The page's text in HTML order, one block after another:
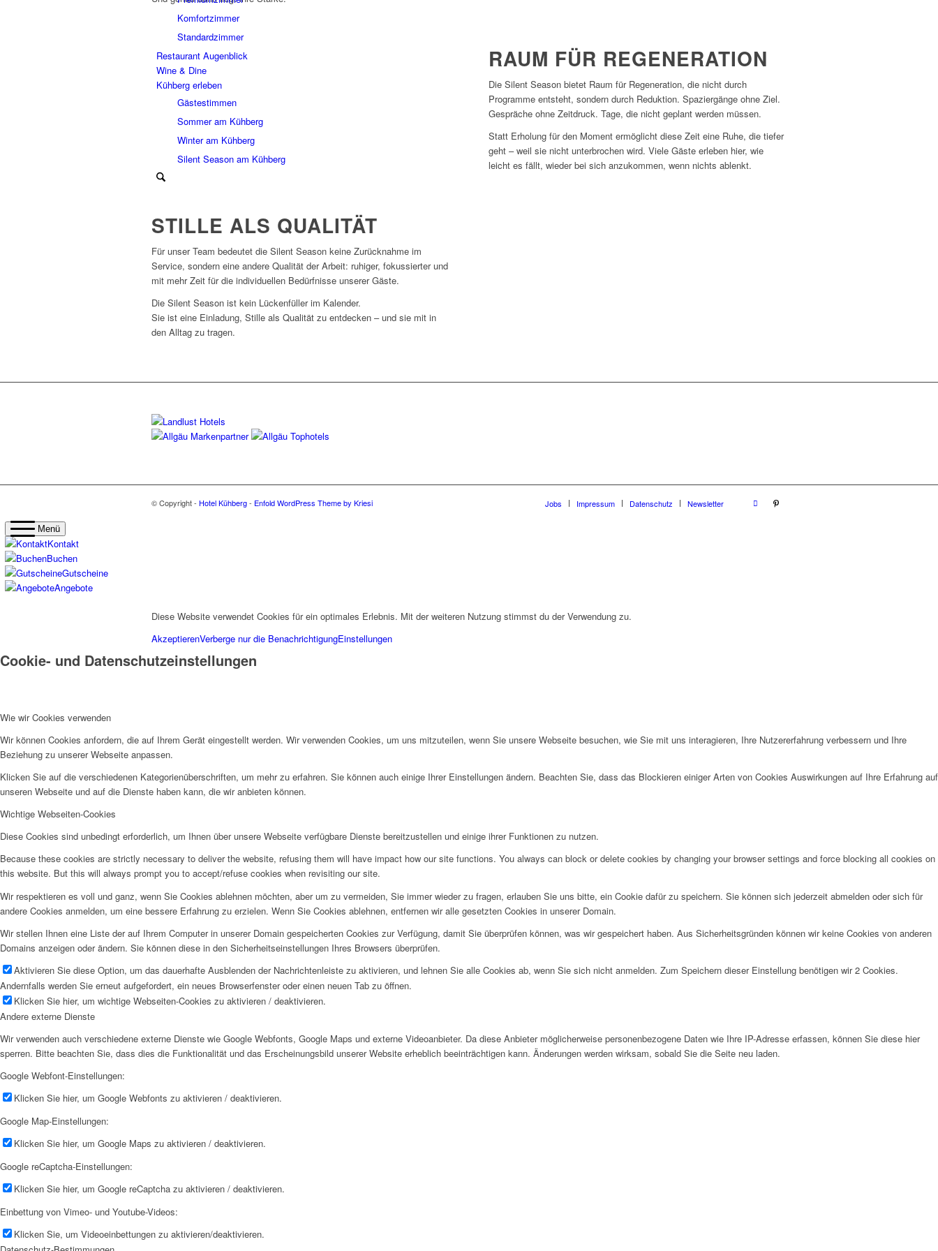
Komfortzimmer
Standardzimmer
Restaurant Augenblick
Wine & Dine
Kühberg erleben
Gästestimmen
Sommer am Kühberg
Winter am Kühberg
Silent Season am Kühberg
RAUM FÜR REGENERATION
Die Silent Season bietet Raum für Regeneration, die nicht durch
Programme entsteht, sondern durch Reduktion. Spaziergänge ohne Ziel.
Gespräche ohne Zeitdruck. Tage, die nicht geplant werden müssen.
Statt Erholung für den Moment ermöglicht diese Zeit eine Ruhe, die tiefer
geht – weil sie nicht unterbrochen wird. Viele Gäste erleben hier, wie
leicht es fällt, wieder bei sich anzukommen, wenn nichts ablenkt.
STILLE ALS QUALITÄT
Für unser Team bedeutet die Silent Season keine Zurücknahme im
Service, sondern eine andere Qualität der Arbeit: ruhiger, fokussierter und
mit mehr Zeit für die individuellen Bedürfnisse unserer Gäste.
Die Silent Season ist kein Lückenfüller im Kalender.
Sie ist eine Einladung, Stille als Qualität zu entdecken – und sie mit in
den Alltag zu tragen.
© Copyright - Hotel Kühberg- Enfold WordPress Theme by Kriesi Jobs Impressum Datenschutz Newsletter
Menü
Kontakt
Buchen
Gutscheine
Angebote
Diese Website verwendet Cookies für ein optimales Erlebnis. Mit der weiteren Nutzung stimmst du der Verwendung zu.
AkzeptierenVerberge nur die BenachrichtigungEinstellungen
Cookie- und Datenschutzeinstellungen
Wie wir Cookies verwenden
Wir können Cookies anfordern, die auf Ihrem Gerät eingestellt werden. Wir verwenden Cookies, um uns mitzuteilen, wenn Sie unsere Webseite besuchen, wie Sie mit uns interagieren, Ihre Nutzererfahrung verbessern und Ihre
Beziehung zu unserer Webseite anpassen.
Klicken Sie auf die verschiedenen Kategorienüberschriften, um mehr zu erfahren. Sie können auch einige Ihrer Einstellungen ändern. Beachten Sie, dass das Blockieren einiger Arten von Cookies Auswirkungen auf Ihre Erfahrung auf
unseren Webseite und auf die Dienste haben kann, die wir anbieten können.
Wichtige Webseiten-Cookies
Diese Cookies sind unbedingt erforderlich, um Ihnen über unsere Webseite verfügbare Dienste bereitzustellen und einige ihrer Funktionen zu nutzen.
Because these cookies are strictly necessary to deliver the website, refusing them will have impact how our site functions. You always can block or delete cookies by changing your browser settings and force blocking all cookies on
this website. But this will always prompt you to accept/refuse cookies when revisiting our site.
Wir respektieren es voll und ganz, wenn Sie Cookies ablehnen möchten, aber um zu vermeiden, Sie immer wieder zu fragen, erlauben Sie uns bitte, ein Cookie dafür zu speichern. Sie können sich jederzeit abmelden oder sich für
andere Cookies anmelden, um eine bessere Erfahrung zu erzielen. Wenn Sie Cookies ablehnen, entfernen wir alle gesetzten Cookies in unserer Domain.
Wir stellen Ihnen eine Liste der auf Ihrem Computer in unserer Domain gespeicherten Cookies zur Verfügung, damit Sie überprüfen können, was wir gespeichert haben. Aus Sicherheitsgründen können wir keine Cookies von anderen
Domains anzeigen oder ändern. Sie können diese in den Sicherheitseinstellungen Ihres Browsers überprüfen.
Aktivieren Sie diese Option, um das dauerhafte Ausblenden der Nachrichtenleiste zu aktivieren, und lehnen Sie alle Cookies ab, wenn Sie sich nicht anmelden. Zum Speichern dieser Einstellung benötigen wir 2 Cookies.
Andernfalls werden Sie erneut aufgefordert, ein neues Browserfenster oder einen neuen Tab zu öffnen.
Klicken Sie hier, um wichtige Webseiten-Cookies zu aktivieren / deaktivieren.
Andere externe Dienste
Wir verwenden auch verschiedene externe Dienste wie Google Webfonts, Google Maps und externe Videoanbieter. Da diese Anbieter möglicherweise personenbezogene Daten wie Ihre IP-Adresse erfassen, können Sie diese hier
sperren. Bitte beachten Sie, dass dies die Funktionalität und das Erscheinungsbild unserer Website erheblich beeinträchtigen kann. Änderungen werden wirksam, sobald Sie die Seite neu laden.
Google Webfont-Einstellungen:
Klicken Sie hier, um Google Webfonts zu aktivieren / deaktivieren.
Google Map-Einstellungen:
Klicken Sie hier, um Google Maps zu aktivieren / deaktivieren.
Google reCaptcha-Einstellungen:
Klicken Sie hier, um Google reCaptcha zu aktivieren / deaktivieren.
Einbettung von Vimeo- und Youtube-Videos:
Klicken Sie, um Videoeinbettungen zu aktivieren/deaktivieren.